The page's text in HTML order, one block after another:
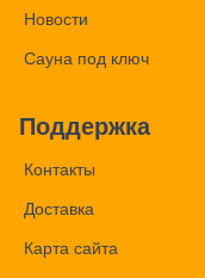
Новости
Сауна под ключ
Поддержка
Контакты
Доставка
Карта сайта